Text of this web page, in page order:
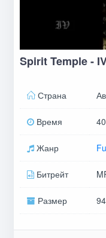
Spirit Temple -
Страна
Время
Жанр
Битрейт
Размер